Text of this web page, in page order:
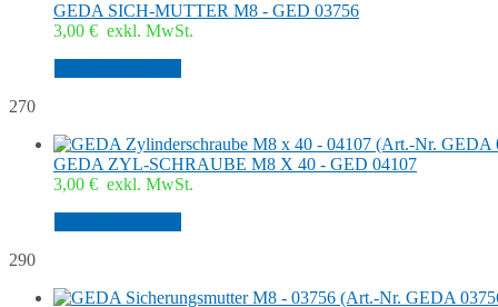
GEDA SICH-MUTTER M8 - GED 03756
3,00 € exkl. MwSt.
270
GEDA ZYL-SCHRAUBE M8 X 40 - GED 04107
3,00 € exkl. MwSt.
290